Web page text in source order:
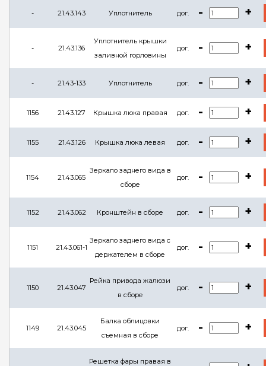
- 21.43.143 Уплотнитель дог. - +
- 21.43.136
Уплотнитель крышки
заливной горловины
дог. - +
- 21.43-133 Уплотнитель дог. - +
1156 21.43.127 Крышка люка правая дог. - +
1155 21.43.126 Крышка люка левая дог. - +
1154 21.43.065
Зеркало заднего вида в
сборе
дог. - +
1152 21.43.062 Кронштейн в сборе дог. - +
1151 21.43.061-1
Зеркало заднего вида с
держателем в сборе
дог. - +
1150 21.43.047
Рейка привода жалюзи
в сборе
дог. - +
1149 21.43.045
Балка облицовки
съемная в сборе
дог. - +
Решетка фары правая в